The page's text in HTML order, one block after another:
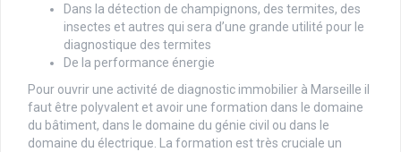
Dans la détection de champignons, des termites, des
insectes et autres qui sera d’une grande utilité pour le
diagnostique des termites
De la performance énergie
Pour ouvrir une activité de diagnostic immobilier à Marseille il
faut être polyvalent et avoir une formation dans le domaine
du bâtiment, dans le domaine du génie civil ou dans le
domaine du électrique. La formation est très cruciale un